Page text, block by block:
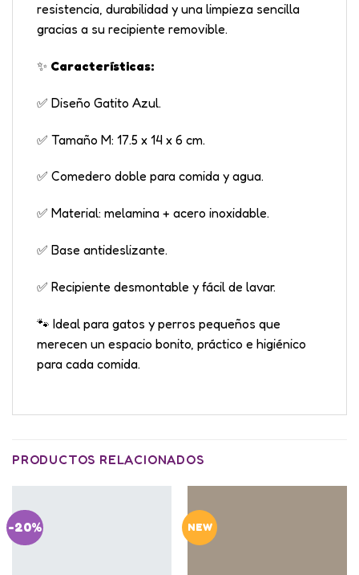
resistencia, durabilidad y una limpieza sencilla
gracias a su recipiente removible.
✨ Características:
✅ Diseño Gatito Azul.
✅ Tamaño M: 17.5 x 14 x 6 cm.
✅ Comedero doble para comida y agua.
✅ Material: melamina + acero inoxidable.
✅ Base antideslizante.
✅ Recipiente desmontable y fácil de lavar.
🐾 Ideal para gatos y perros pequeños que
merecen un espacio bonito, práctico e higiénico
para cada comida.
PRODUCTOS RELACIONADOS
-20% NEW